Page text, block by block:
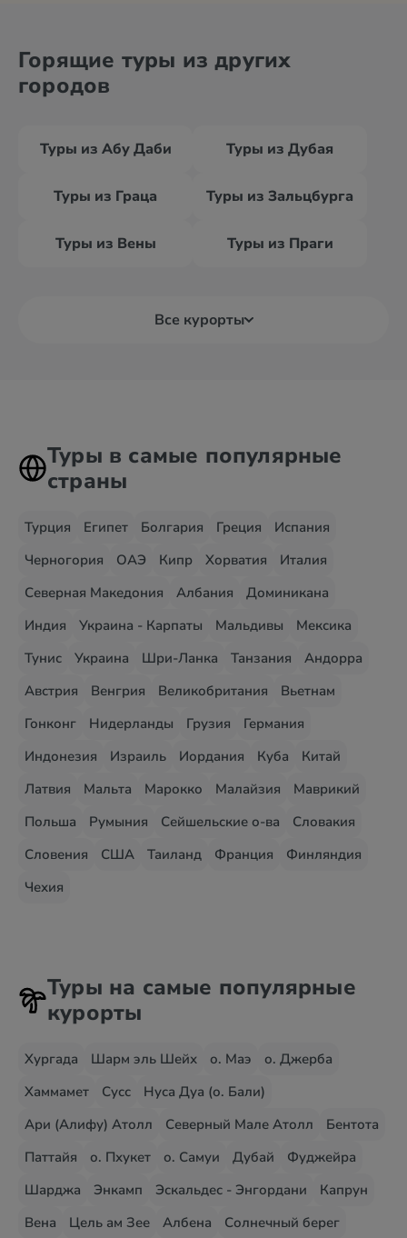
Горящие туры из других
городов
Туры из Абу Даби Туры из Дубая
Туры из Граца Туры из Зальцбурга
Туры из Вены Туры из Праги
Все курорты
Туры в самые популярные
страны
Турция Египет Болгария Греция
Испания
Черногория
ОАЭ Кипр Хорватия
Италия
Северная Македония
Албания
Доминикана
Индия
Украина - Карпаты Мальдивы
Мексика
Тунис
Украина Шри-Ланка Танзания
Андорра
Австрия
Венгрия Великобритания
Вьетнам
Гонконг
Нидерланды Грузия
Германия
Индонезия
Израиль Иордания Куба
Китай
Латвия
Мальта Марокко Малайзия
Маврикий
Польша
Румыния Сейшельские о-ва
Словакия
Словения
США Таиланд Франция
Финляндия
Чехия
Туры на самые популярные
курорты
Хургада Шарм эль Шейх о. Маэ
о. Джерба
Хаммамет
Сусс
Нуса Дуа (о. Бали)
Ари (Алифу) Атолл
Северный Мале Атолл
Бентота
Паттайя
о. Пхукет о. Самуи Дубай
Фуджейра
Шарджа
Энкамп Эскальдес - Энгордани
Капрун
Вена
Цель ам Зее Албена
Солнечный берег